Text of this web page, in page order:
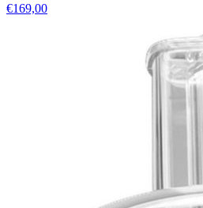
€169,00